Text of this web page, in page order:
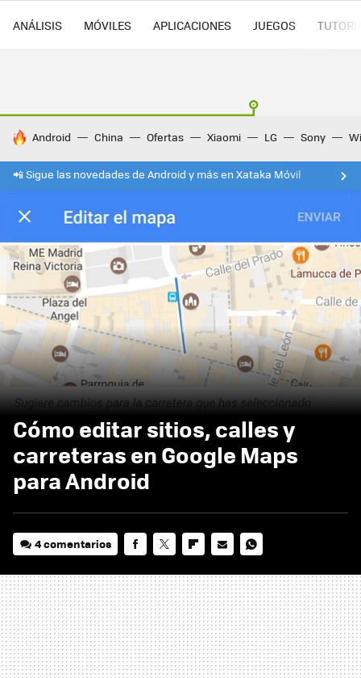
ANÁLISIS MÓVILES APLICACIONES JUEGOS
HOY SE HABLA DE
Android China Ofertas Xiaomi LG Sony
📲 Sigue las novedades de Android y más en Xataka Móvil
Cómo editar sitios, calles y
carreteras en Google Maps
para Android
4 comentarios
MAIL